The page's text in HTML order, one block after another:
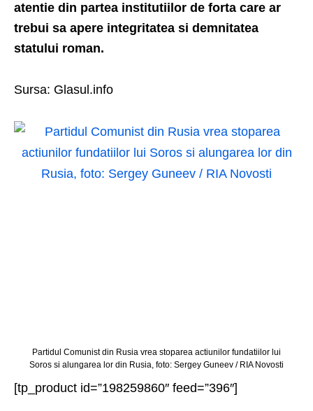
atentie din partea institutiilor de forta care ar
trebui sa apere integritatea si demnitatea
statului roman.
Sursa: Glasul.info
Partidul Comunist din Rusia vrea stoparea actiunilor fundatiilor lui
Soros si alungarea lor din Rusia, foto: Sergey Guneev / RIA Novosti
[tp_product id=”198259860″ feed=”396″]